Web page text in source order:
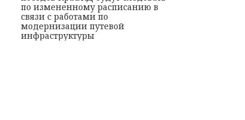
по измененному расписанию в
связи с работами по
модернизации путевой
инфраструктуры